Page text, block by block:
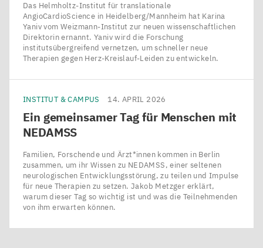
Das Helmholtz-Institut für translationale
AngioCardioScience in Heidelberg/​Mannheim hat Karina
Yaniv vom Weizmann-Institut zur neuen wissenschaftlichen
Direktorin ernannt. Yaniv wird die Forschung
institutsübergreifend vernetzen, um schneller neue
Therapien gegen Herz-Kreislauf-Leiden zu entwickeln.
INSTITUT & CAMPUS 14. APRIL 2026
Ein gemeinsamer Tag für Menschen mit
NEDAMSS
Familien, Forschende und Ärzt*innen kommen in Berlin
zusammen, um ihr Wissen zu NEDAMSS, einer seltenen
neurologischen Entwicklungsstörung, zu teilen und Impulse
für neue Therapien zu setzen. Jakob Metzger erklärt,
warum dieser Tag so wichtig ist und was die Teilnehmenden
von ihm erwarten können.